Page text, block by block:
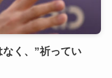
く、”祈ってい